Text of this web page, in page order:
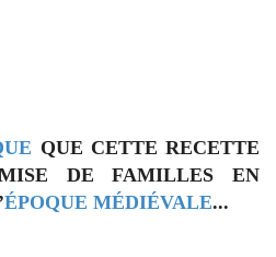
QUE CETTERECETTE
DE FAMILLES EN
ÉPOQUE MÉDIÉVALE...